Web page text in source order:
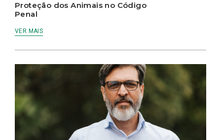
Proteção dos Animais no Código
Penal
VER MAIS